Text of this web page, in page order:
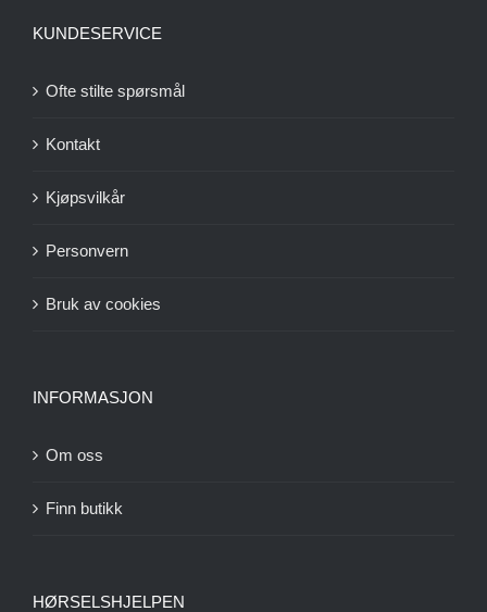
KUNDESERVICE
Ofte stilte spørsmål
Kontakt
Kjøpsvilkår
Personvern
Bruk av cookies
INFORMASJON
Om oss
Finn butikk
HØRSELSHJELPEN